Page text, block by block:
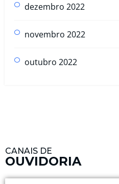
dezembro 2022
novembro 2022
outubro 2022
CANAIS DE
OUVIDORIA